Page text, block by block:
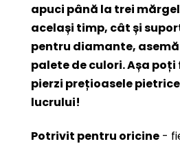
apuci până la trei
același timp, cât și
pentru diamante,
palete de culori. Așa
pierzi prețioasele
lucrului!
Potrivit pentru oricine -